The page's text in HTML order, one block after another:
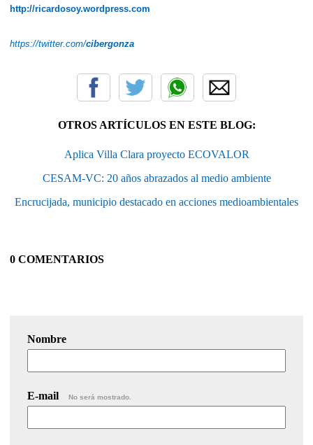
http://ricardosoy.wordpress.com
https://twitter.com/cibergonza
OTROS ARTÍCULOS EN ESTE BLOG:
Aplica Villa Clara proyecto ECOVALOR
CESAM-VC: 20 años abrazados al medio ambiente
Encrucijada, municipio destacado en acciones medioambientales
0 COMENTARIOS
Nombre
E-mail No será mostrado.